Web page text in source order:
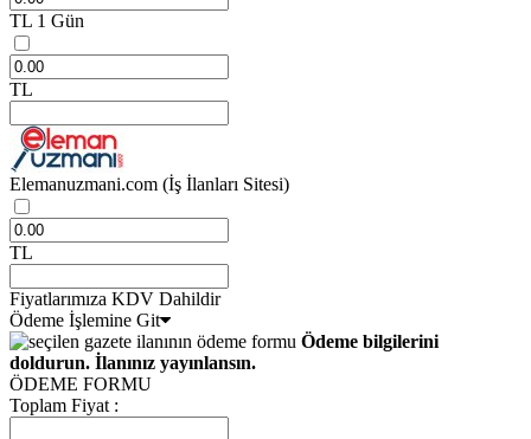
TL 1 Gün
TL
Elemanuzmani.com (İş İlanları Sitesi)
TL
Fiyatlarımıza KDV Dahildir
Ödeme İşlemine Git
Ödeme bilgilerini
doldurun. İlanınız yayınlansın.
ÖDEME FORMU
Toplam Fiyat :